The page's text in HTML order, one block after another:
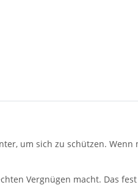
um sich zu schützen.
Vergnügen macht. Das